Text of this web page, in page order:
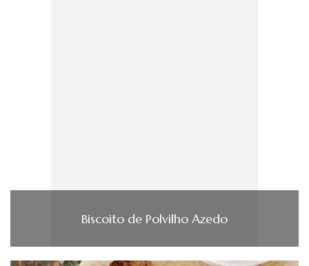
Biscoito de Polvilho Azedo